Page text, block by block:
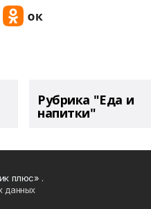
Рубрика "Еда и
напитки"
плюс» .
данных